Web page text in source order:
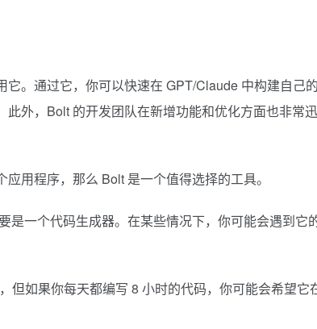
。通过它，你可以快速在 GPT/Claude 中构建自己
外，Bolt 的开发团队在新增功能和优化方面也非常迅
用程序，那么 Bolt 是一个值得选择的工具。
是一个代码生成器。在某些情况下，你可能会遇到它
但如果你每天都编写 8 小时的代码，你可能会希望它